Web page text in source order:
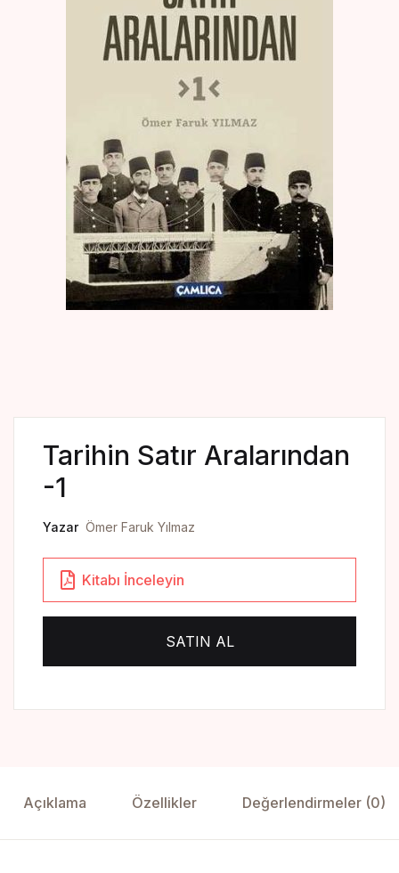
Kaynak Eserler
Proje – Araştırma
Selçuklu Tarihi
Seyahatname
Tercüme Eserler
Süreli Yayınlar
İnsan ve Hayat Dergisi
Çamlıca Çocuk Dergisi
Create Account
Tarihin Satır Aralarından
-1
Yazar Ömer Faruk Yılmaz
Kitabı İnceleyin
SATIN AL
Açıklama Özellikler Değerlendirmeler (0)